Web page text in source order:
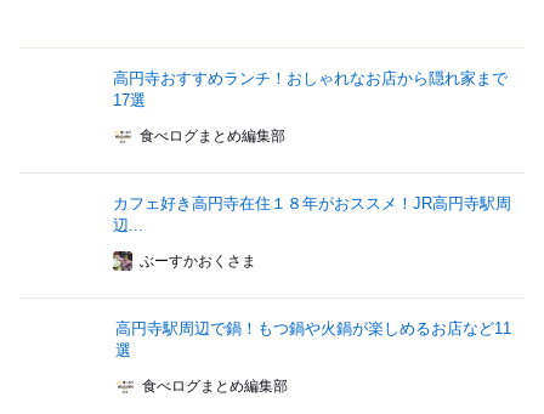
高円寺おすすめランチ！おしゃれなお店から隠れ家まで
17選
食べログまとめ編集部
カフェ好き高円寺在住１８年がおススメ！JR高円寺駅周
辺...
ぶーすかおくさま
高円寺駅周辺で鍋！もつ鍋や火鍋が楽しめるお店など11
選
食べログまとめ編集部